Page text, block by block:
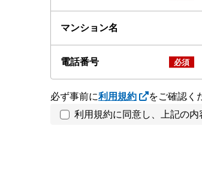
マンション名
電話番号
必ず事前に利用規約
をご確認く
利用規約に同意し、上記の